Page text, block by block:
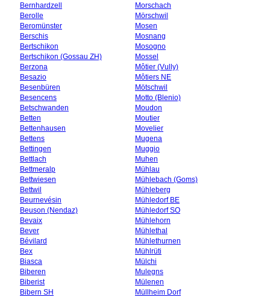
Bernhardzell
Berolle
Beromünster
Berschis
Bertschikon
Bertschikon (Gossau ZH)
Berzona
Besazio
Besenbüren
Besencens
Betschwanden
Betten
Bettenhausen
Bettens
Bettingen
Bettlach
Bettmeralp
Bettwiesen
Bettwil
Beurnevésin
Beuson (Nendaz)
Bevaix
Bever
Bévilard
Bex
Biasca
Biberen
Biberist
Bibern SH
Morschach
Mörschwil
Mosen
Mosnang
Mosogno
Mossel
Môtier (Vully)
Môtiers NE
Mötschwil
Motto (Blenio)
Moudon
Moutier
Movelier
Mugena
Muggio
Muhen
Mühlau
Mühlebach (Goms)
Mühleberg
Mühledorf BE
Mühledorf SO
Mühlehorn
Mühlethal
Mühlethurnen
Mühlrüti
Mülchi
Mulegns
Mülenen
Müllheim Dorf